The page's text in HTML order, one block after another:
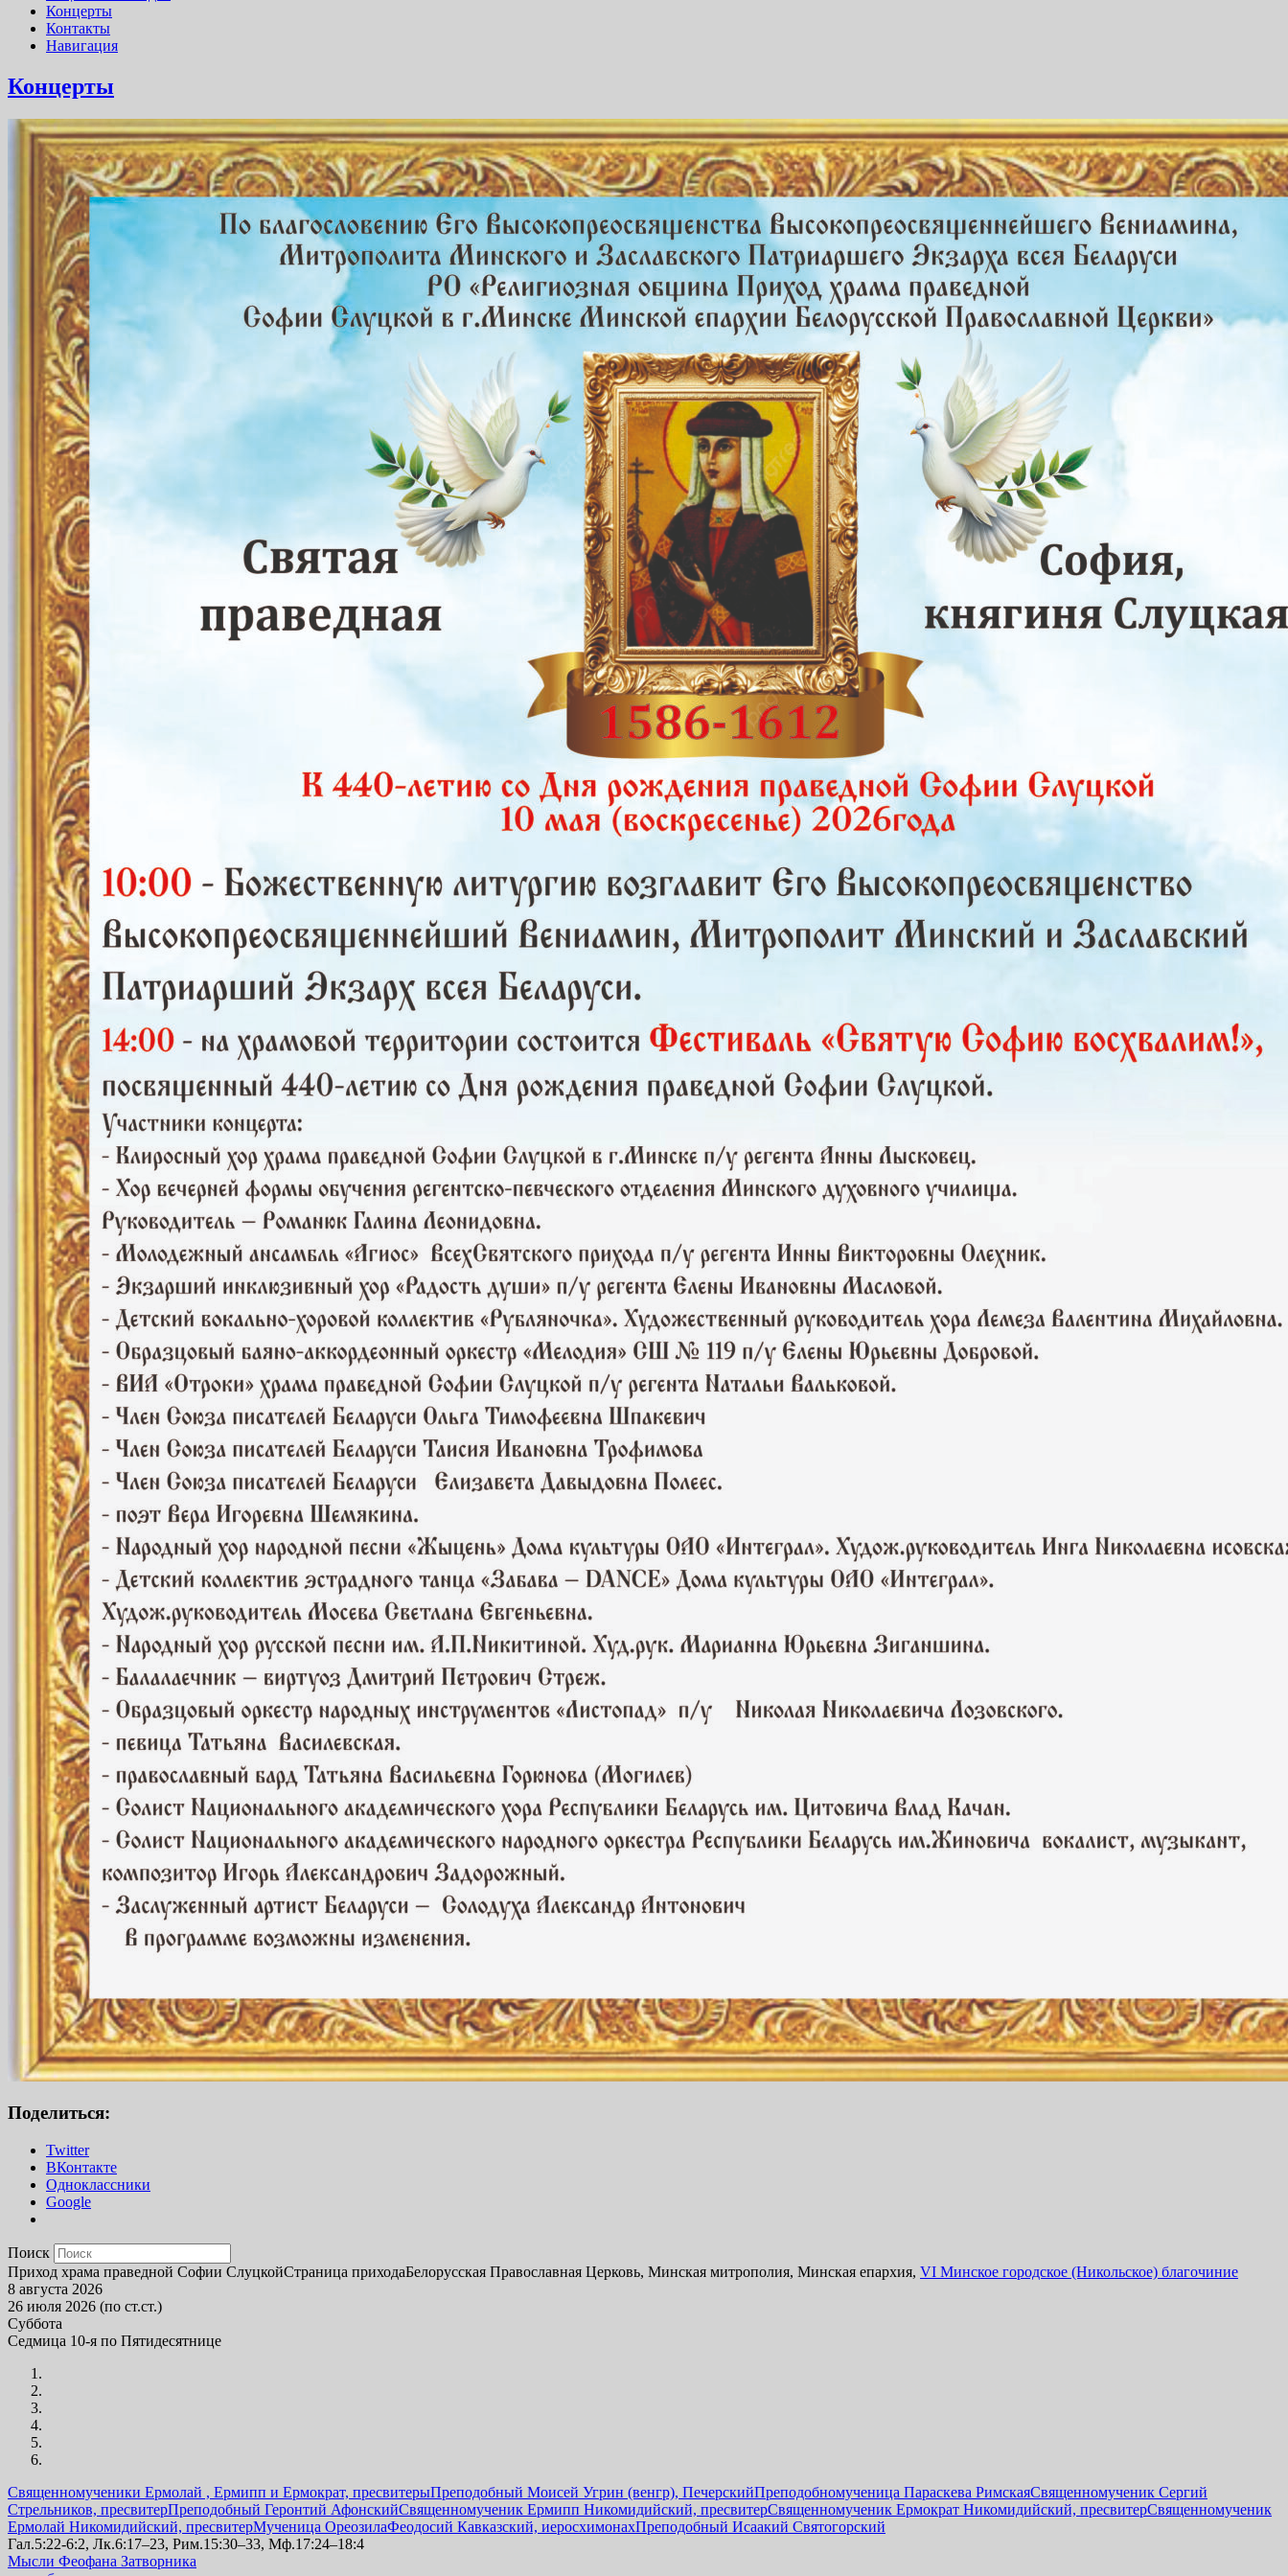
Концерты
Контакты
Навигация
Концерты
Поделиться:
Twitter
ВКонтакте
Одноклассники
Google
Поиск
Приход храма праведной Софии СлуцкойСтраница приходаБелорусская Православная Церковь, Минская митрополия, Минская епархия, VI Минское городское (Никольское) благочиние
8 августа 2026
26 июля 2026 (по ст.ст.)
Суббота
Седмица 10-я по Пятидесятнице
Священномученики Ермолай , Ермипп и Ермократ, пресвитерыПреподобный Моисей Угрин (венгр), ПечерскийПреподобномученица Параскева РимскаяСвященномученик Сергий
Стрельников, пресвитерПреподобный Геронтий АфонскийСвященномученик Ермипп Никомидийский, пресвитерСвященномученик Ермократ Никомидийский, пресвитерСвященномученик
Ермолай Никомидийский, пресвитерМученица ОреозилаФеодосий Кавказский, иеросхимонахПреподобный Исаакий Святогорский
Гал.5:22-6:2, Лк.6:17–23, Рим.15:30–33, Мф.17:24–18:4
Мысли Феофана Затворника